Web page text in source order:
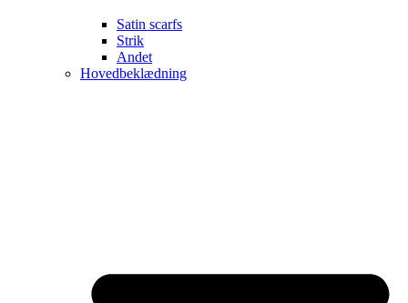
Satin scarfs
Strik
Andet
Hovedbeklædning